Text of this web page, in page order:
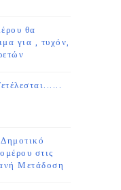
θα
για , τυχόν,
στις
Μετάδοση